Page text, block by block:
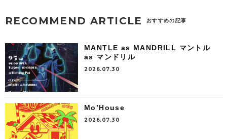
RECOMMEND ARTICLE おすすめの記事
MANTLE as MANDRILL マントル
as マンドリル
2026.07.30
Mo’House
2026.07.30